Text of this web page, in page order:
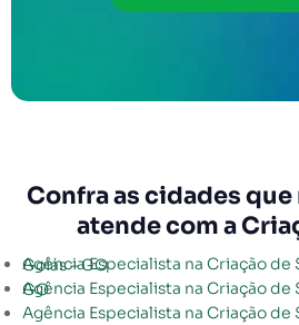
Confra as cidades
atende com a
Agência Especialista na Criação de Site em Abadia de Goiás – GO
Agência Especialista na Criação de Site em Abadiânia – GO
Agência Especialista na Criação de